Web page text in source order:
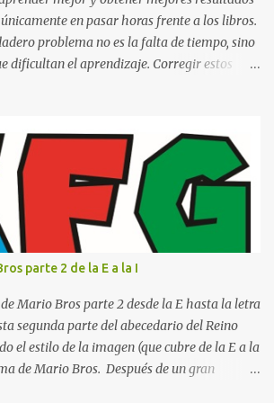
la Técnica Pomodoro puede marcar u...
en pasar horas frente a los libros.
problema no es la falta de tiempo, sino
dificultan el aprendizaje. Corregir estos
más comunes al estudiar, por qué afectan tu
hacer para evitarlos. Si eres estudiante
bachillerato o universidad, estos consejos
hábitos de estudio mucho más efectivos.
identificar los errores al estudiar? Muchas
estudiar durante varias horas garantiza
embargo, la calidad del estudio es mucho
cantidad de tiempo invertido. Cuando
parte 2 de la E a la I
Mario Bros parte 2 desde la E hasta la letra
segunda parte del abecedario del Reino
el estilo de la imagen (que cubre de la E a la
de Mario Bros. Después de un gran